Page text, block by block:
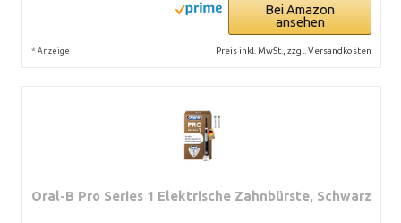
Bei Amazon
ansehen
* Anzeige Preis inkl. MwSt., zzgl. Versandkosten
Oral-B Pro Series 1 Elektrische Zahnbürste, Schwarz